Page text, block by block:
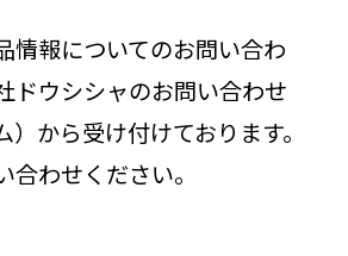
情報についてのお問い合わ
ドウシシャのお問い合わせ
）から受け付けております。
合わせください。